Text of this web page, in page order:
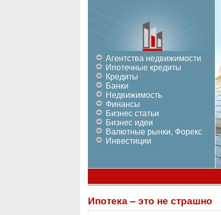
Агентства недвижимости
Ипотечные кредиты
Кредиты
Банки
Недвижимость
Финансы
Бизнес статьи
Бизнес идеи
Валютные рынки, Форекс
Инвестиции
Ипотека – это не страшно